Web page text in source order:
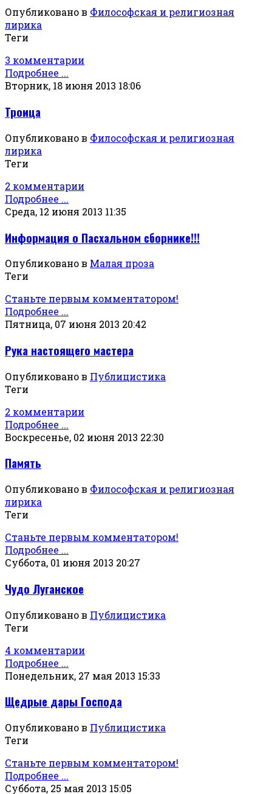
Опубликовано в Философская и религиозная
лирика
Теги
3 комментарии
Подробнее ...
Вторник, 18 июня 2013 18:06
Троица
Опубликовано в Философская и религиозная
лирика
Теги
2 комментарии
Подробнее ...
Среда, 12 июня 2013 11:35
Информация о Пасхальном сборнике!!!
Опубликовано в Малая проза
Теги
Станьте первым комментатором!
Подробнее ...
Пятница, 07 июня 2013 20:42
Рука настоящего мастера
Опубликовано в Публицистика
Теги
2 комментарии
Подробнее ...
Воскресенье, 02 июня 2013 22:30
Память
Опубликовано в Философская и религиозная
лирика
Теги
Станьте первым комментатором!
Подробнее ...
Суббота, 01 июня 2013 20:27
Чудо Луганское
Опубликовано в Публицистика
Теги
4 комментарии
Подробнее ...
Понедельник, 27 мая 2013 15:33
Щедрые дары Господа
Опубликовано в Публицистика
Теги
Станьте первым комментатором!
Подробнее ...
Суббота, 25 мая 2013 15:05